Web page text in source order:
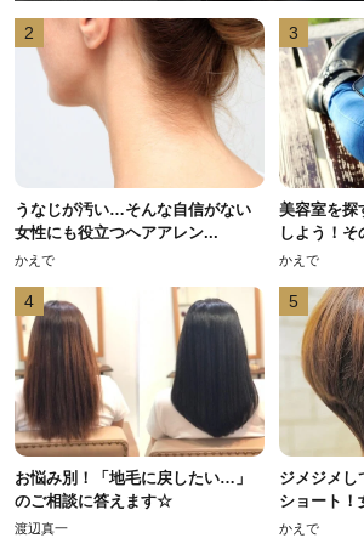
2
うなじが汚い…そんな自信がない
女性にも役立つヘアアレン...
かえで
3
美容室を探
しよう！そ
かえで
4
お悩み別！「地毛に戻したい…」
のご相談に答えます☆
渡辺真一
5
ジメジメし
ショート！
かえで